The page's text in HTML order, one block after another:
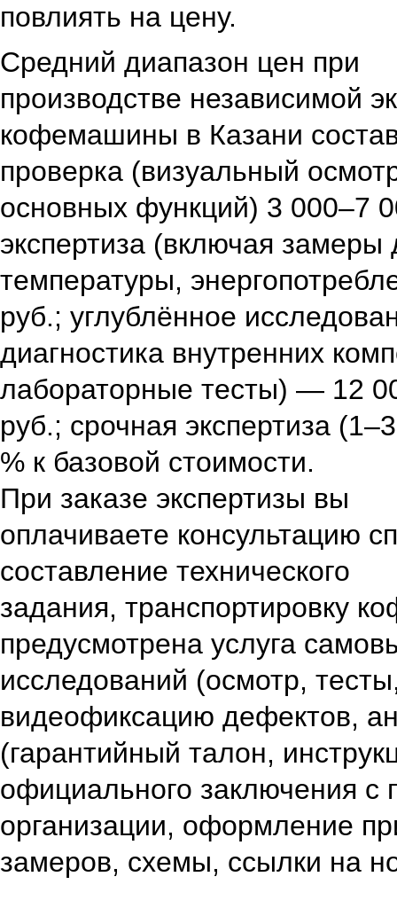
повлиять на цену.
Средний диапазон цен при
производстве независимой
кофемашины в Казани
проверка (визуальный
основных функций) 3 000–7
экспертиза (включая замеры
температуры,
руб.; углублённое
диагностика внутренних
лабораторные тесты) — 12
руб.; срочная экспертиза
% к базовой стоимости.
При заказе экспертизы вы
оплачиваете консультацию
составление технического
задания, транспортировку
предусмотрена услуга
исследований (осмотр,
видеофиксацию дефектов,
(гарантийный талон,
официального заключения с
организации, оформление
замеров, схемы, ссылки на